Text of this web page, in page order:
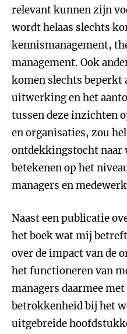
relevant kunnen zijn
wordt helaas slechts
kennismanagement,
management. Ook
komen slechts beperkt
uitwerking en het
tussen deze inzichten
en organisaties, zou
ontdekkingstocht naar
betekenen op het
managers en
Naast een publicatie
het boek wat mij
over de impact van de
het functioneren van
managers daarmee
betrokkenheid bij het
uitgebreide